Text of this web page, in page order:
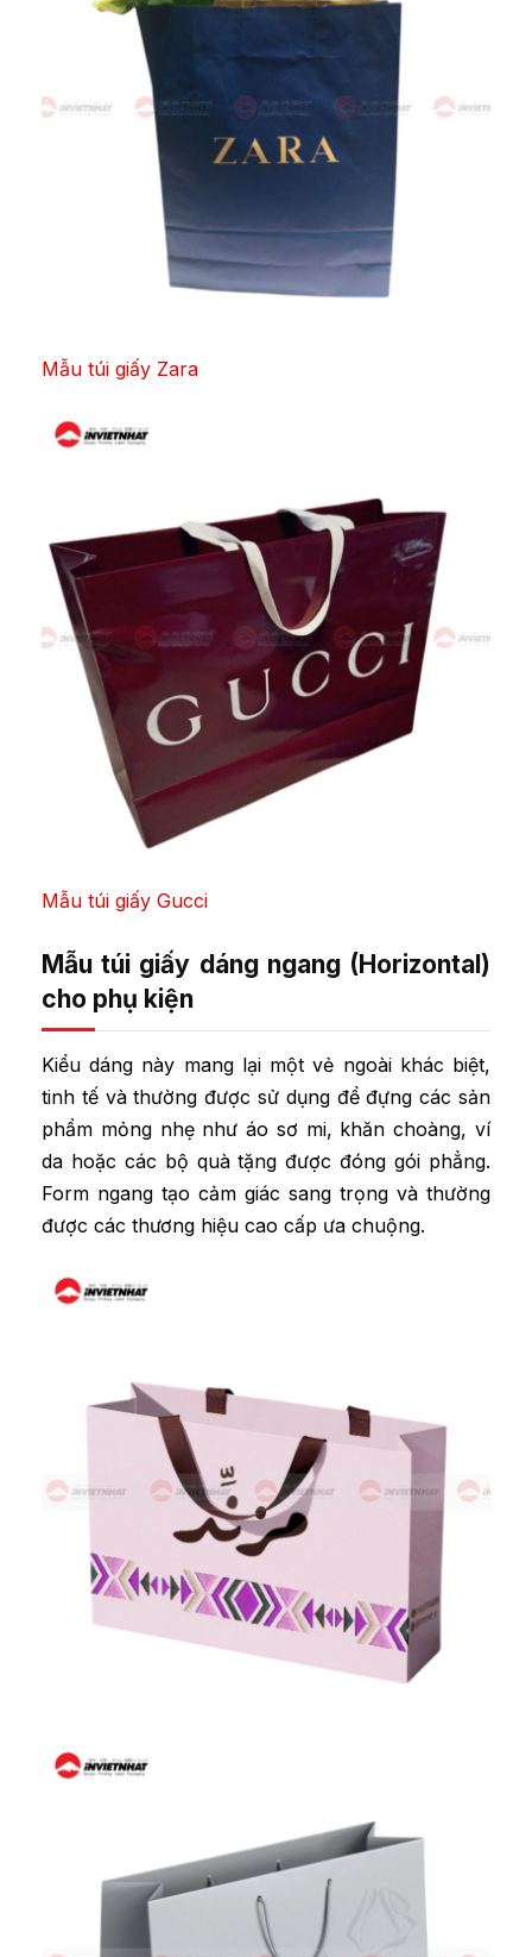
Mẫu túi giấy Zara
Mẫu túi giấy Gucci
Mẫu túi giấy dáng ngang (Horizontal)
cho phụ kiện
Kiểu dáng này mang lại một vẻ ngoài khác biệt,
tinh tế và thường được sử dụng để đựng các sản
phẩm mỏng nhẹ như áo sơ mi, khăn choàng, ví
da hoặc các bộ quà tặng được đóng gói phẳng.
Form ngang tạo cảm giác sang trọng và thường
được các thương hiệu cao cấp ưa chuộng.